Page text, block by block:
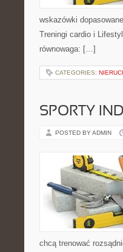
wskazówki
Treningi cardio i
równowaga: […]
CATEGORIES:
SPORTY
POSTED BY ADMIN
chcą trenować